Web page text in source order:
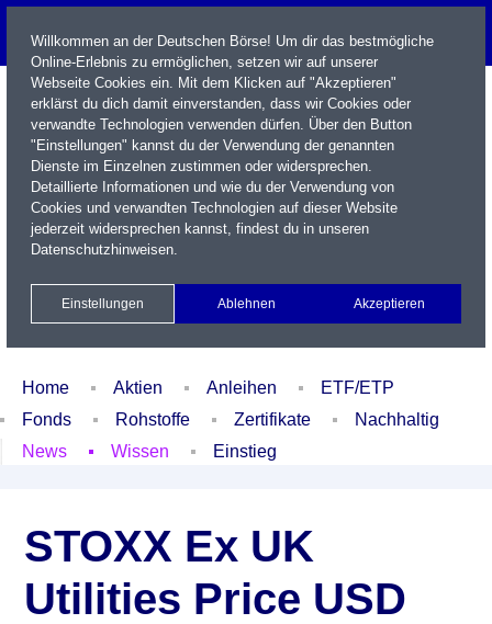
Name / WKN / ISIN / Kürzel
Xetra Realtime
Watchlist Portfolio Login
Home Aktien Anleihen
ETF/ETP
Fonds
Rohstoffe Zertifikate
Nachhaltig
News
Wissen Einstieg
STOXX Ex UK
Utilities Price USD
Willkommen an der Deutschen Börse! Um dir das bestmögliche
Online-Erlebnis zu ermöglichen, setzen wir auf unserer
Webseite Cookies ein. Mit dem Klicken auf "Akzeptieren"
erklärst du dich damit einverstanden, dass wir Cookies oder
verwandte Technologien verwenden dürfen. Über den Button
"Einstellungen" kannst du der Verwendung der genannten
Dienste im Einzelnen zustimmen oder widersprechen.
Detaillierte Informationen und wie du der Verwendung von
Cookies und verwandten Technologien auf dieser Website
jederzeit widersprechen kannst, findest du in unseren
Datenschutzhinweisen.
Einstellungen Ablehnen Akzeptieren